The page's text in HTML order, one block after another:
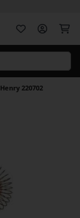
220702